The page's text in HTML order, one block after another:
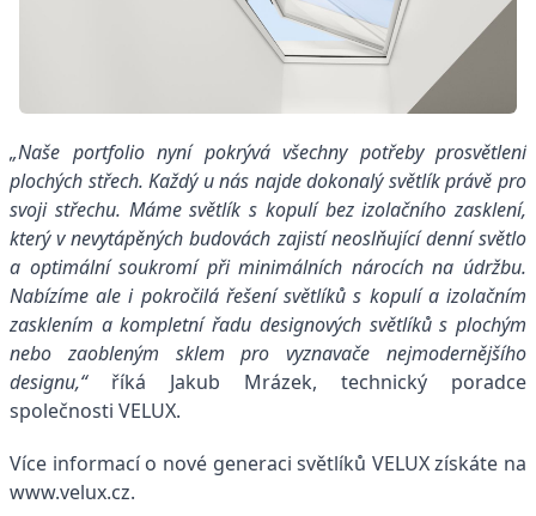
„Naše portfolio nyní pokrývá všechny potřeby prosvětlení
plochých střech. Každý u nás najde dokonalý světlík právě pro
svoji střechu. Máme světlík s kopulí bez izolačního zasklení,
který v nevytápěných budovách zajistí neoslňující denní světlo
a optimální soukromí při minimálních nárocích na údržbu.
Nabízíme ale i pokročilá řešení světlíků s kopulí a izolačním
zasklením a kompletní řadu designových světlíků s plochým
nebo zaobleným sklem pro vyznavače nejmodernějšího
designu,“říká Jakub Mrázek, technický poradce
společnosti VELUX.
Více informací o nové generaci světlíků VELUX získáte na
www.velux.cz.